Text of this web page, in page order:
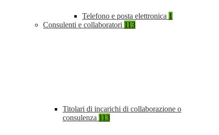
Telefono e posta elettronica 1
Consulenti e collaboratori 113
Titolari di incarichi di collaborazione o
consulenza 113